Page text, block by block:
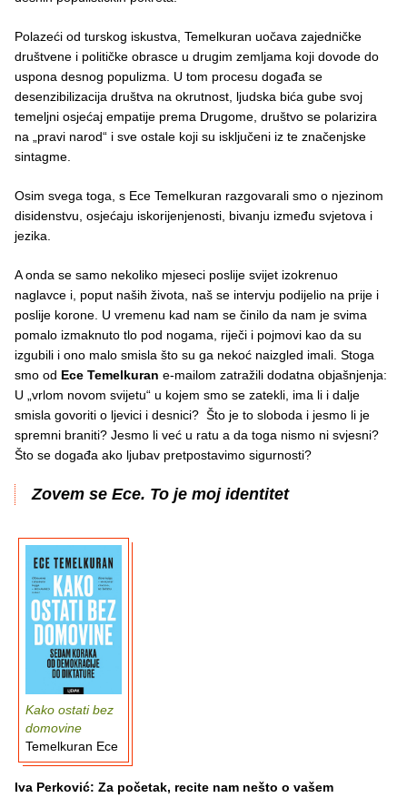
Polazeći od turskog iskustva, Temelkuran uočava zajedničke
društvene i političke obrasce u drugim zemljama koji dovode do
uspona desnog populizma. U tom procesu događa se
desenzibilizacija društva na okrutnost, ljudska bića gube svoj
temeljni osjećaj empatije prema Drugome, društvo se polarizira
na „pravi narod“ i sve ostale koji su isključeni iz te značenjske
sintagme.
Osim svega toga, s Ece Temelkuran razgovarali smo o njezinom
disidenstvu, osjećaju iskorijenjenosti, bivanju između svjetova i
jezika.
A onda se samo nekoliko mjeseci poslije svijet izokrenuo
naglavce i, poput naših života, naš se intervju podijelio na prije i
poslije korone. U vremenu kad nam se činilo da nam je svima
pomalo izmaknuto tlo pod nogama, riječi i pojmovi kao da su
izgubili i ono malo smisla što su ga nekoć naizgled imali. Stoga
smo od Ece Temelkuran e-mailom zatražili dodatna objašnjenja:
U „vrlom novom svijetu“ u kojem smo se zatekli, ima li i dalje
smisla govoriti o ljevici i desnici? Što je to sloboda i jesmo li je
spremni braniti? Jesmo li već u ratu a da toga nismo ni svjesni?
Što se događa ako ljubav pretpostavimo sigurnosti?
Zovem se Ece. To je moj identitet
Kako ostati bez
domovine
Temelkuran Ece
Iva Perković: Za početak, recite nam nešto o vašem